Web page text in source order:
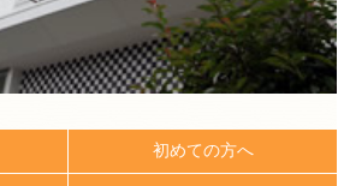
初めての方へ